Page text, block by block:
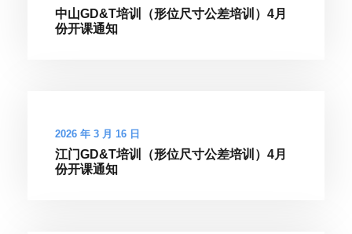
中山GD&T培训（形位尺寸公差培训）4月
份开课通知
2026 年 3 月 16 日
江门GD&T培训（形位尺寸公差培训）4月
份开课通知